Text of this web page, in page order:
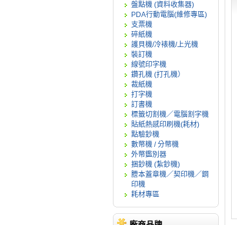
盤點機 (資料收集器)
PDA行動電腦(維修專區)
支票機
碎紙機
護貝機/冷裱機/上光機
裝訂機
線號印字機
鑽孔機 (打孔機）
裁紙機
打字機
訂書機
標籤切割機／電腦割字機
貼紙熱感印刷機(耗材)
點驗鈔機
數幣機 / 分幣機
外幣鑑別器
捆鈔機 (紮鈔機)
謄本蓋章機／契印機／鋼
印機
耗材專區